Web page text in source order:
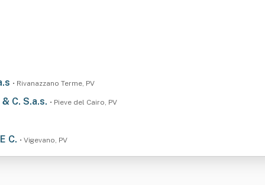
• Rivanazzano Terme, PV
C. S.a.s. • Pieve del Cairo, PV
C. • Vigevano, PV